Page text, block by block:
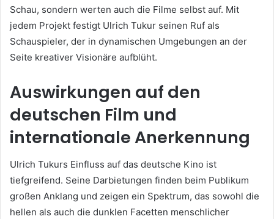
Schau, sondern werten auch die Filme selbst auf. Mit
jedem Projekt festigt Ulrich Tukur seinen Ruf als
Schauspieler, der in dynamischen Umgebungen an der
Seite kreativer Visionäre aufblüht.
Auswirkungen auf den
deutschen Film und
internationale Anerkennung
Ulrich Tukurs Einfluss auf das deutsche Kino ist
tiefgreifend. Seine Darbietungen finden beim Publikum
großen Anklang und zeigen ein Spektrum, das sowohl die
hellen als auch die dunklen Facetten menschlicher